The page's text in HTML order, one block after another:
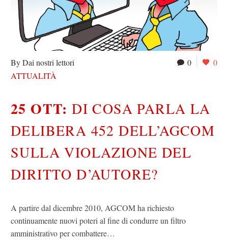
0 0
By Dai nostri lettori
ATTUALITÀ
25 OTT:DI COSA PARLA LA
DELIBERA 452 DELL’AGCOM
SULLA VIOLAZIONE DEL
DIRITTO D’AUTORE?
A partire dal dicembre 2010, AGCOM ha richiesto
continuamente nuovi poteri al fine di condurre un filtro
amministrativo per combattere…